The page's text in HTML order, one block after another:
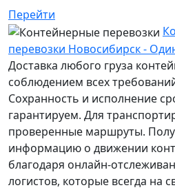
Перейти
перевозки Новосибирск -
Доставка любого груза
соблюдением всех
Сохранность и исполнение
гарантируем. Для
проверенные маршруты.
информацию о движении
благодаря онлайн-
логистов, которые всегда на